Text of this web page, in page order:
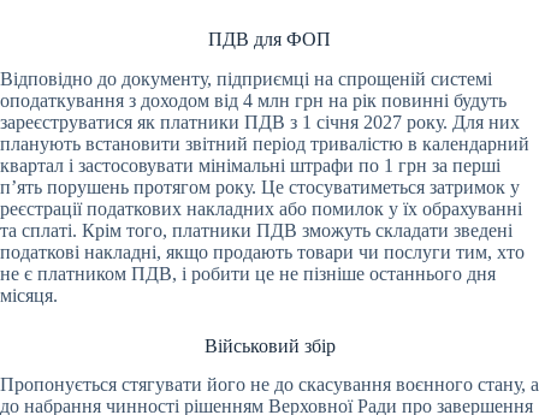
ПДВ для ФОП
Відповідно до документу, підприємці на спрощеній системі
оподаткування з доходом від 4 млн грн на рік повинні будуть
зареєструватися як платники ПДВ з 1 січня 2027 року. Для них
планують встановити звітний період тривалістю в календарний
квартал і застосовувати мінімальні штрафи по 1 грн за перші
п’ять порушень протягом року. Це стосуватиметься затримок у
реєстрації податкових накладних або помилок у їх обрахуванні
та сплаті. Крім того, платники ПДВ зможуть складати зведені
податкові накладні, якщо продають товари чи послуги тим, хто
не є платником ПДВ, і робити це не пізніше останнього дня
місяця.
Військовий збір
Пропонується стягувати його не до скасування воєнного стану, а
до набрання чинності рішенням Верховної Ради про завершення